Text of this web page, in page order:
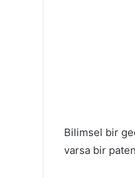
Bilimsel bir
varsa bir